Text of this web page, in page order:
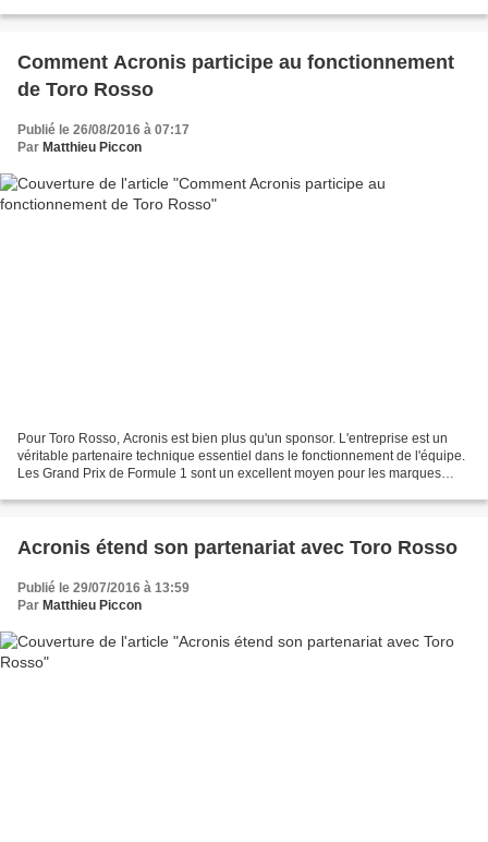
Comment Acronis participe au fonctionnement
de Toro Rosso
Publié le 26/08/2016 à 07:17
Par Matthieu Piccon
Pour Toro Rosso, Acronis est bien plus qu'un sponsor. L'entreprise est un
véritable partenaire technique essentiel dans le fonctionnement de l'équipe.
Les Grand Prix de Formule 1 sont un excellent moyen pour les marques
Acronis étend son partenariat avec Toro Rosso
Publié le 29/07/2016 à 13:59
Par Matthieu Piccon